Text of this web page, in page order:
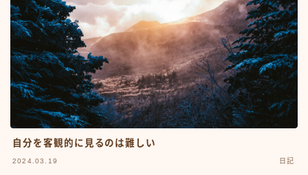
自分を客観的に見るのは難しい
2024.03.19 日記